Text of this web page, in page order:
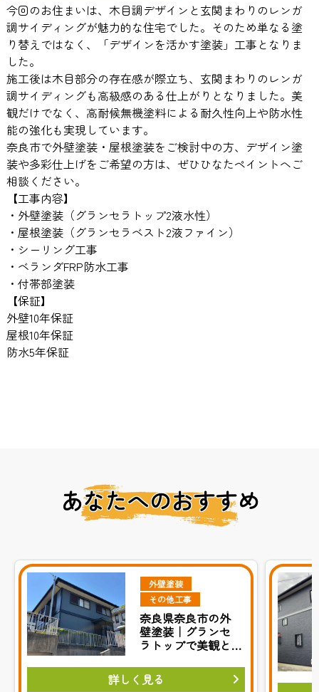
今回のお住まいは、木目調デザインと玄関まわりのレンガ
調サイディングが魅力的な住宅でした。そのため単なる塗
り替えではなく、「デザインを活かす塗装」工事となりま
した。
施工後は木目部分の存在感が際立ち、玄関まわりのレンガ
調サイディングも高級感のある仕上がりとなりました。美
観だけでなく、高耐候無機塗料による耐久性向上や防水性
能の強化も実現しています。
奈良市で外壁塗装・屋根塗装をご検討中の方、デザイン塗
装や多彩仕上げをご希望の方は、ぜひひなたペイントへご
相談ください。
【工事内容】
・外壁塗装（グランセラトップ2液水性）
・屋根塗装（グランセラベスト2液ファイン）
・シーリング工事
・ベランダFRP防水工事
・付帯部塗装
【保証】
外壁10年保証
屋根10年保証
防水5年保証
あなたへのおすすめ
外壁塗装
その他工事
奈良県奈良市の外
壁塗装｜グランセ
ラトップで美観と
詳しく見る